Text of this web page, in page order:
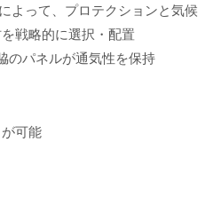
よって、プロテクションと気候
戦略的に選択・配置
のパネルが通気性を保持
可能